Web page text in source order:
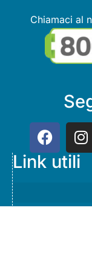
Chiamaci al
Link utili